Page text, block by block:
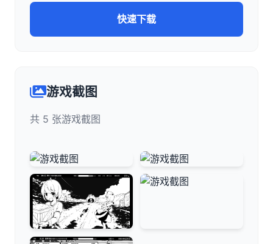
快速下载
游戏截图
共 5 张游戏截图